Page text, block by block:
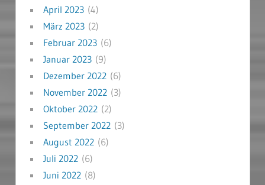
April 2023(4)
März 2023(2)
Februar 2023(6)
Januar 2023(9)
Dezember 2022(6)
November 2022(3)
Oktober 2022(2)
September 2022(3)
August 2022(6)
Juli 2022(6)
Juni 2022(8)